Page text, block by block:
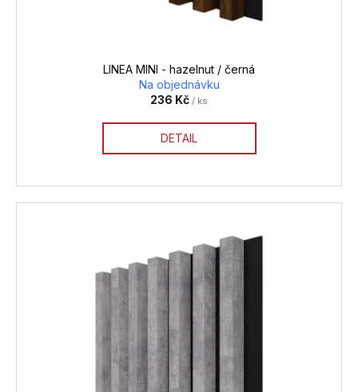
LINEA MINI - hazelnut / černá
Na objednávku
236 Kč / ks
DETAIL